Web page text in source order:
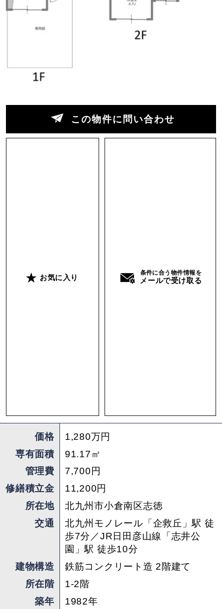
1Fは仕切りを取っ払った約21帖の広々空間。
玄関側とリビング側の窓にサンドイッチされてお
り、やわらかい光が差し込み、緑豊かな眺望が心
2部屋。もちろん、2階からもばっちり山々の緑を
眺めることができます。
境で暮らしたい方には、ベストな選択ではないで
しょうか。
この物件に問い合わせ
お気に入り
条件に合う物件情報を
メールで受け取る
価格
1,280万円
専有面積
91.17㎡
管理費
7,700円
修繕積立金
11,200円
所在地
北九州市⼩倉南区志徳
交通
北九州モノレール「企救丘」駅 徒
歩7分／JR日田彦山線「志井公
園」駅 徒歩10分
建物構造
鉄筋コンクリート造 2階建て
所在階
1-2階
築年
1982年